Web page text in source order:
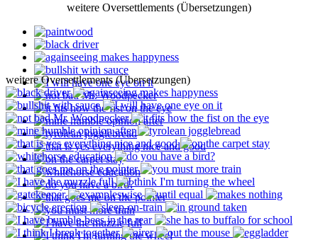
weitere Oversettlements (Übersetzungen)
weitere Oversettlements (Übersetzungen)